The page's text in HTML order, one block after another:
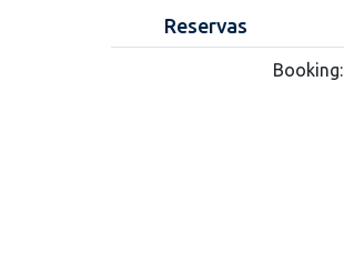
Reservas
Booking: